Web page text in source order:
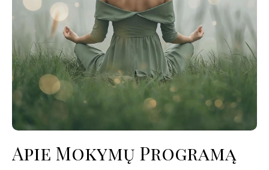
Apie Mokymų Programą